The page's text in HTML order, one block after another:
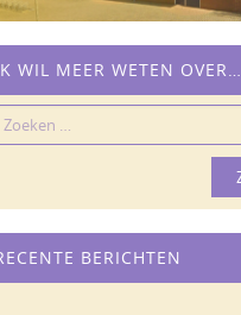
WIL MEER WETEN OVER…
Zoeken
BERICHTEN